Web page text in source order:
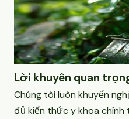
Lời khuyên quan
Chúng tôi luôn khuyến
đủ kiến thức y khoa chính